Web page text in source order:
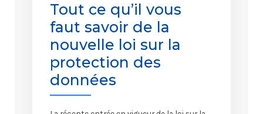
Tout ce qu’il vous
faut savoir de la
nouvelle loi sur la
protection des
données